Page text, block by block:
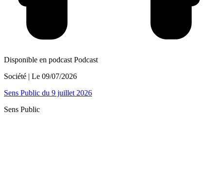
Disponible en podcast Podcast
Société | Le 09/07/2026
Sens Public du 9 juillet 2026
Sens Public